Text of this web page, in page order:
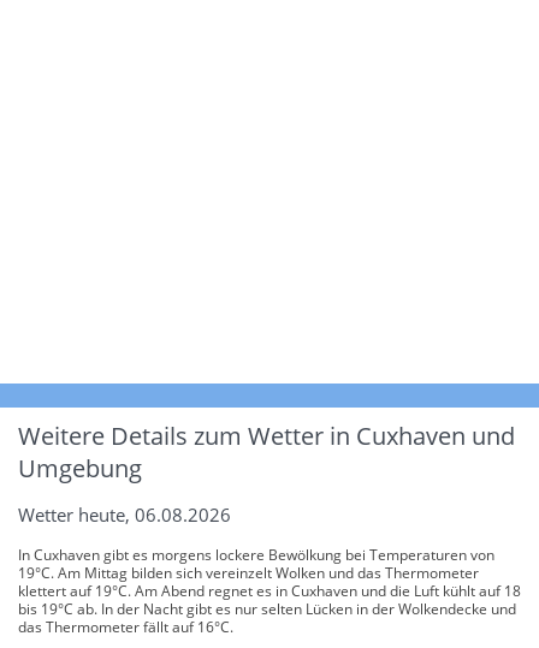
Weitere Details zum Wetter in Cuxhaven und
Umgebung
Wetter heute, 06.08.2026
In Cuxhaven gibt es morgens lockere Bewölkung bei Temperaturen von
19°C. Am Mittag bilden sich vereinzelt Wolken und das Thermometer
klettert auf 19°C. Am Abend regnet es in Cuxhaven und die Luft kühlt auf 18
bis 19°C ab. In der Nacht gibt es nur selten Lücken in der Wolkendecke und
das Thermometer fällt auf 16°C.